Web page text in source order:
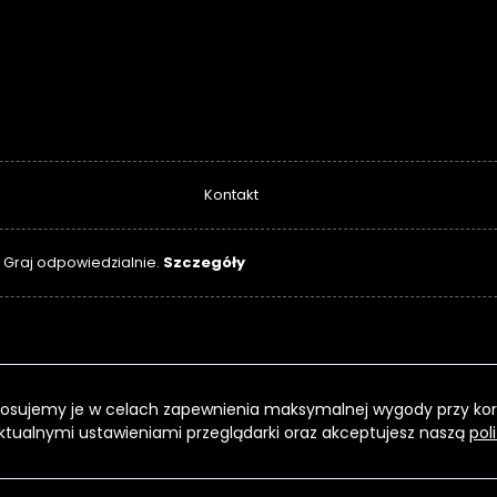
Kontakt
Graj odpowiedzialnie. Szczegóły
je w celach zapewnienia maksymalnej wygody przy
ustawieniami przeglądarki oraz akceptujesz naszą